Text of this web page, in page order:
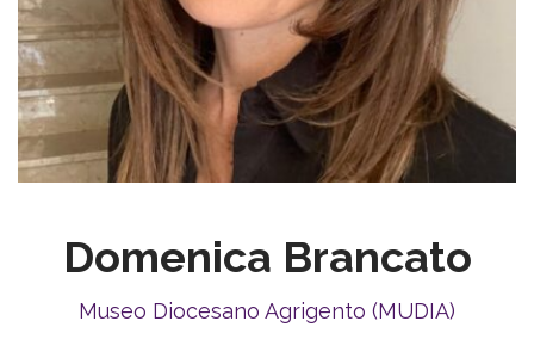
Domenica Brancato
Museo Diocesano Agrigento (MUDIA)